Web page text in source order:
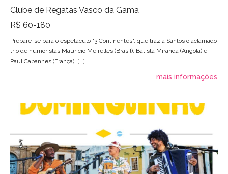
Clube de Regatas Vasco da Gama
R$ 60-180
Prepare-se para o espetáculo "3 Continentes", que traz a Santos o aclamado
trio de humoristas Maurício Meirelles (Brasil), Batista Miranda (Angola) e
Paul Cabannes (França). [...]
mais informações